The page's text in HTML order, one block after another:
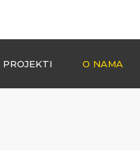
PROJEKTI O NAMA